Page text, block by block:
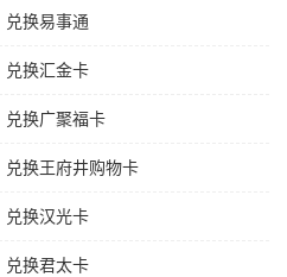
兑换易事通
兑换汇金卡
兑换广聚福卡
兑换王府井购物卡
兑换汉光卡
兑换君太卡